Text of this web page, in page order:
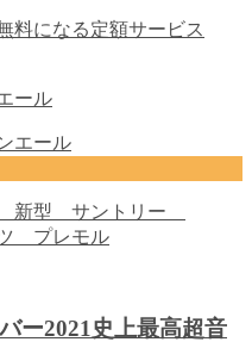
料になる定額サービス
ール
ー2021史上最高超音